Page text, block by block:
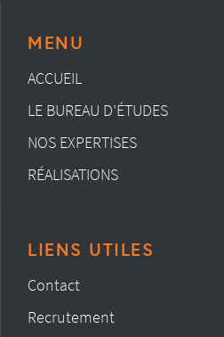
MENU
ACCUEIL
LE BUREAU D’ÉTUDES
NOS EXPERTISES
RÉALISATIONS
LIENS UTILES
Contact
Recrutement